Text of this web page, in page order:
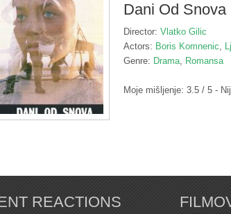
Dani Od Snova
Director: Vlatko Gilic
Actors: Boris Komnenic,
Genre: Drama, Romansa
Moje mišljenje: 3.5 / 5 -
REACTIONS